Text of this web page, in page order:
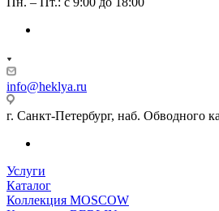
info@heklya.ru
г. Санкт-Петербург, наб. Обводного
Услуги
Каталог
Коллекция MOSCOW